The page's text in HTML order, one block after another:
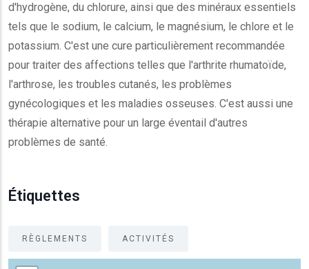
d'hydrogène, du chlorure, ainsi que des minéraux essentiels
tels que le sodium, le calcium, le magnésium, le chlore et le
potassium. C'est une cure particulièrement recommandée
pour traiter des affections telles que l'arthrite rhumatoïde,
l'arthrose, les troubles cutanés, les problèmes
gynécologiques et les maladies osseuses. C'est aussi une
thérapie alternative pour un large éventail d'autres
problèmes de santé.
Étiquettes
RÈGLEMENTS ACTIVITÉS